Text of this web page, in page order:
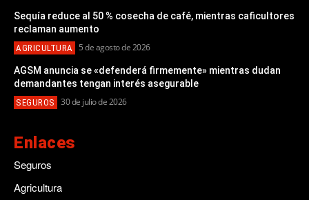
Sequía reduce al 50 % cosecha de café, mientras caficultores
reclaman aumento
AGRICULTURA 5 de agosto de 2026
AGSM anuncia se «defenderá firmemente» mientras dudan
demandantes tengan interés asegurable
SEGUROS 30 de julio de 2026
Enlaces
Seguros
Agricultura